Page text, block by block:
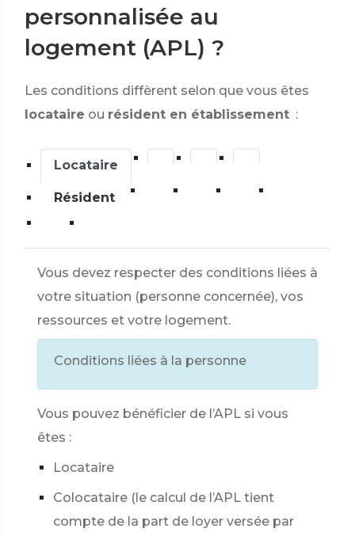
personnalisée au
logement (APL) ?
Les conditions diffèrent selon que vous êtes
locataire ou résident en établissement :
Locataire
Résident
Vous devez respecter des conditions liées à
votre situation (personne concernée), vos
ressources et votre logement.
Conditions liées à la personne
Vous pouvez bénéficier de l’APL si vous
êtes :
Locataire
Colocataire (le calcul de l’APL tient
compte de la part de loyer versée par